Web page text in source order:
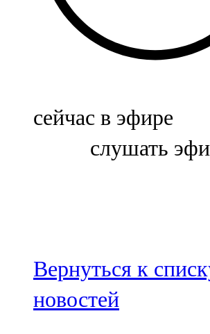
107,5 FM
Биләр
Болгар
100,3 FM
Зәй
106,6 FM
сейчас в эфире
слушать
Вернуться к
новостей